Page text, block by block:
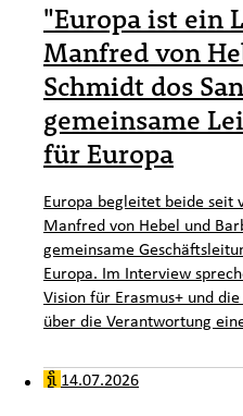
"Europa ist ein
Manfred von
Schmidt dos
gemeinsame
für Europa
Europa begleitet beide seit
Manfred von Hebel und
gemeinsame
Europa. Im Interview
Vision für Erasmus+ und
über die Verantwortung
14.07.2026